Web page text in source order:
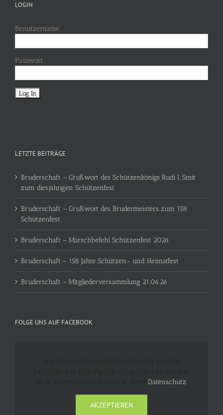
LOGIN
Benutzername
Passwort
LETZTE BEITRÄGE
Bruderschaft – Grußwort des Schützenkönigs Rudi I. Smit
zum diesjährigen Schützenfest
Bruderschaft – Grußwort des Brudermeisters zum 158
Schützenfest
Bruderschaft – Marschbefehl Schützenfest 2026
Bruderschaft – 158 Jahre Schützen- und Heimatfest
Bruderschaft – Mitgliederversammlung 21.06.26
FOLGE UNS AUF FACEBOOK
Datenschutz
AKZEPTIEREN